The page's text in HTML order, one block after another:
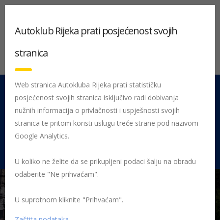
051 212 442 Centrala
Pon - Pet 08:00 - 16:00
Rujevica 9/1, 51000 Rijeka
Početna Posljednje objavljene novosti
Autoklub Rijeka prati posjećenost svojih
stranica
Web stranica Autokluba Rijeka prati statističku
posjećenost svojih stranica isključivo radi dobivanja
nužnih informacija o privlačnosti i uspješnosti svojih
stranica te pritom koristi uslugu treće strane pod nazivom
Google Analytics.
U koliko ne želite da se prikupljeni podaci šalju na obradu
odaberite "Ne prihvaćam".
U suprotnom kliknite "Prihvaćam".